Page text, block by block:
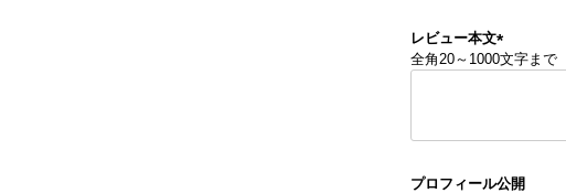
レビュー本文
(
全角20～1000文字まで
プロフィール公開